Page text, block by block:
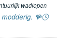
wadlopen
🪸🕓